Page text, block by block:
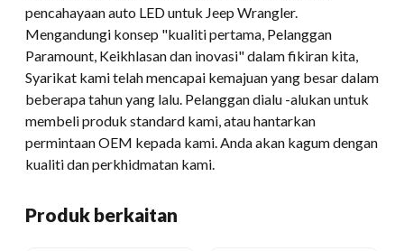
pencahayaan auto LED untuk Jeep Wrangler.
Mengandungi konsep "kualiti pertama, Pelanggan
Paramount, Keikhlasan dan inovasi" dalam fikiran kita,
Syarikat kami telah mencapai kemajuan yang besar dalam
beberapa tahun yang lalu. Pelanggan dialu -alukan untuk
membeli produk standard kami, atau hantarkan
permintaan OEM kepada kami. Anda akan kagum dengan
kualiti dan perkhidmatan kami.
Produk berkaitan